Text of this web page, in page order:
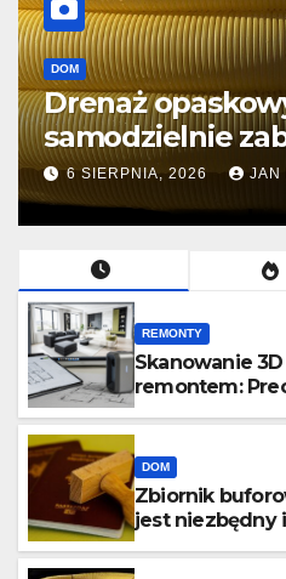
WYKOŃCZENIA
Sufit
Alternatywa dla
wykończenie
5 SIERPNIA, 2026 JAN
REMONTY
Skanowanie
remontem:
DOM
Zbiornik
jest niezbędny